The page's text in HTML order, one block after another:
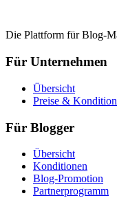
Die Plattform für Blog-
Für Unternehmen
Übersicht
Preise &
Für Blogger
Übersicht
Konditionen
Blog-Promotion
Partnerprogramm